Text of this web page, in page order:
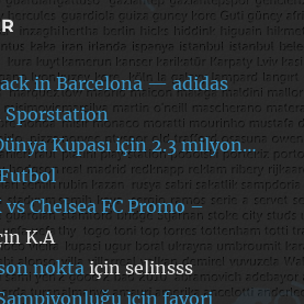
in Barcelona — adidas
Sporstation
Kupası için 2.3 milyon…
vs Chelsea FC Promo –
K.A
nokta içinselinsss
için favori